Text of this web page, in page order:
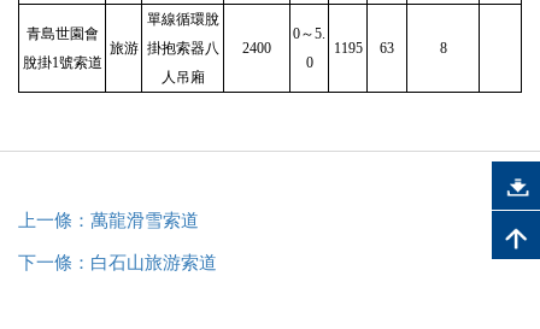
青島世園會
脫掛1號索道
旅游
單線循環脫
掛抱索器八
人吊廂
2400
0～5.
0
1195 63 8
上一條：萬龍滑雪索道
下一條：白石山旅游索道